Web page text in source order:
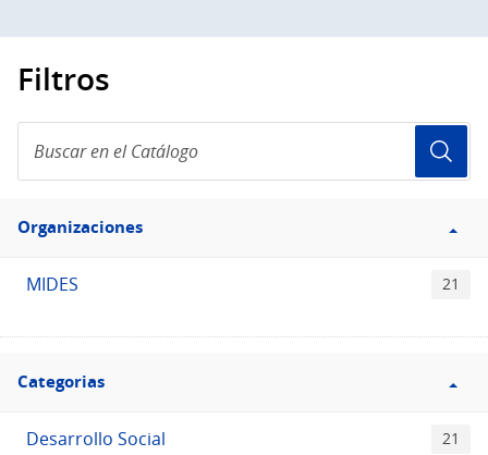
Filtros
en
el
Filtro
Organizaciones
Organizaciones
MIDES 21
Filtro
Categorias
Categorias
Desarrollo Social 21